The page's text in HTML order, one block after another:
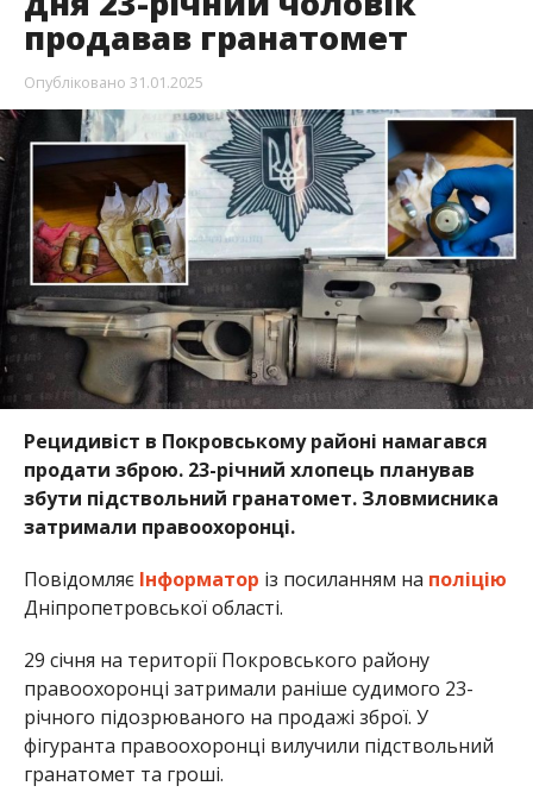
продавав гранатомет
Опубліковано 31.01.2025
Рецидивіст в Покровському районі намагався
продати зброю. 23-річний хлопець планував
збути підствольний гранатомет. Зловмисника
затримали правоохоронці.
Повідомляє Інформатор із посиланням на поліцію
Дніпропетровської області.
29 січня на території Покровського району
правоохоронці затримали раніше судимого 23-
річного підозрюваного на продажі зброї. У
фігуранта правоохоронці вилучили підствольний
гранатомет та гроші.